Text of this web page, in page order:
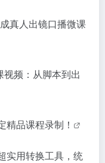
真人出镜口播微课
频：从脚本到出
品课程录制！
实用转换工具，统